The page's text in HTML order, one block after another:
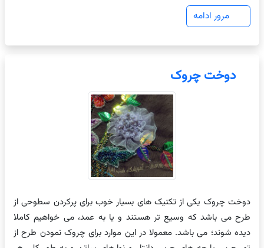
مرور ادامه
دوخت چروک
دوخت چروک یکی از تکنیک های بسیار خوب برای پرکردن سطوحی از
طرح می باشد که وسیع تر هستند و یا به عمد، می خواهیم کاملا
دیده شوند؛ می باشد. معمولا در این موارد برای چروک نمودن طرح از